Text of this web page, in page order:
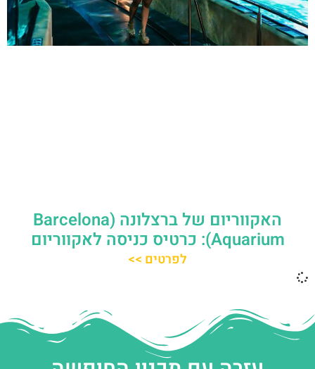
האקווריום של ברצלונה (Barcelona
Aquarium): כרטיס כניסה לאקווריום
לפרטים >>